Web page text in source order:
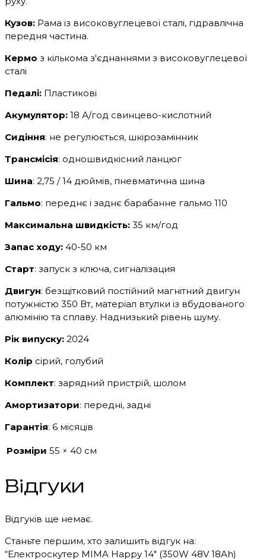
Кузов: Рама із високовуглецевої сталі, гідравлічна
передня частина.
Кермо з кількома з'єднаннями з високовуглецевої
сталі
Педалі: Пластикові
Акумулятор: 18 А/год свинцево-кислотний
Сидіння: не регулюється, шкірозамінник
Трансмісія: одношвидкісний ланцюг
Шина: 2,75 / 14 дюймів, пневматична шина
Гальмо: переднє і заднє барабанне гальмо 110
Максимальна швидкість: 35 км/год
Запас ходу: 40-50 км
Старт: запуск з ключа, сигналізация
Двигун: безщітковий постійний магнітний двигун
потужністю 350 Вт, матеріал втулки із вбудованого
алюмінію та сплаву. Наднизький рівень шуму.
Рік випуску: 2024
Колір сірий, голубий
Комплект: зарядний пристрій, шолом
Амортизатори: передні, задні
Гарантія: 6 місяців
Розміри 55 × 40 см
Відгуки
Відгуків ще немає.
Станьте першим, хто залишить відгук на:
“Електроскутер MIMA Happy 14″ (350W 48V 18Ah)